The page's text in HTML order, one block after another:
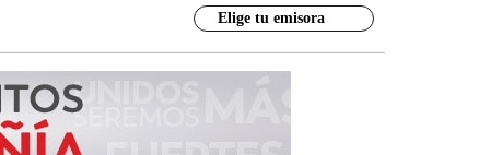
Elige tu emisora